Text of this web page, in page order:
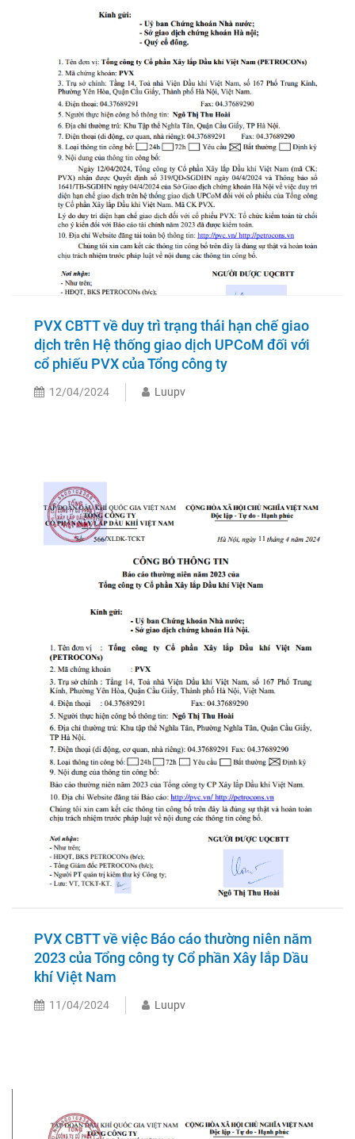
PVX CBTT về duy trì trạng thái hạn chế giao
dịch trên Hệ thống giao dịch UPCoM đối với
cổ phiếu PVX của Tổng công ty
12/04/2024 Luupv
PVX CBTT về việc Báo cáo thường niên năm
2023 của Tổng công ty Cổ phần Xây lắp Dầu
khí Việt Nam
11/04/2024 Luupv